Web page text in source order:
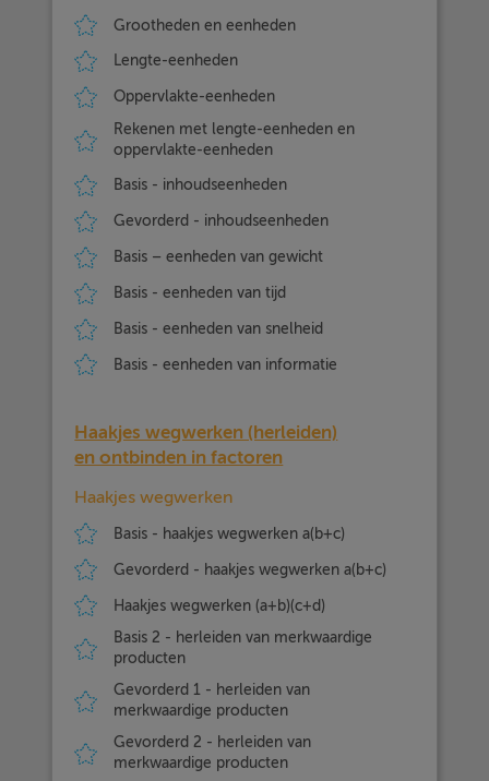
Grootheden en eenheden
Lengte-eenheden
Oppervlakte-eenheden
Rekenen met lengte-eenheden en
oppervlakte-eenheden
Basis - inhoudseenheden
Gevorderd - inhoudseenheden
Basis – eenheden van gewicht
Basis - eenheden van tijd
Basis - eenheden van snelheid
Basis - eenheden van informatie
Haakjes wegwerken (herleiden)
en ontbinden in factoren
Haakjes wegwerken
Basis - haakjes wegwerken a(b+c)
Gevorderd - haakjes wegwerken a(b+c)
Haakjes wegwerken (a+b)(c+d)
Basis 2 - herleiden van merkwaardige
producten
Gevorderd 1 - herleiden van
merkwaardige producten
Gevorderd 2 - herleiden van
merkwaardige producten